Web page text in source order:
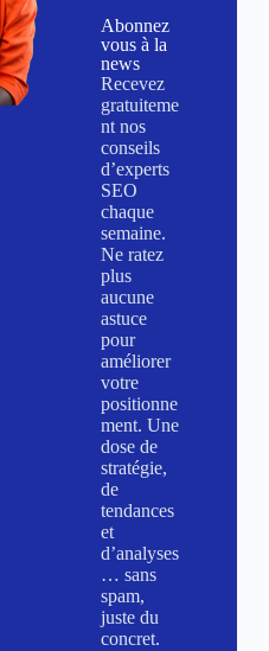
Abonnez
vous à la
news
Recevez
gratuiteme
nt nos
conseils
d’experts
SEO
chaque
semaine.
Ne ratez
plus
aucune
astuce
pour
améliorer
votre
positionne
ment. Une
dose de
stratégie,
de
tendances
et
d’analyses
… sans
spam,
juste du
concret.